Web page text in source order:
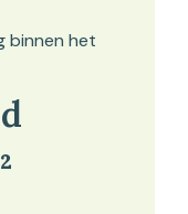
binnen het